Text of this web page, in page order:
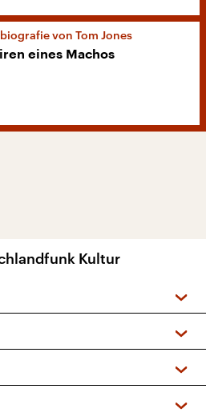
von Tom Jones
eines Machos
Kultur
+ DAB+)